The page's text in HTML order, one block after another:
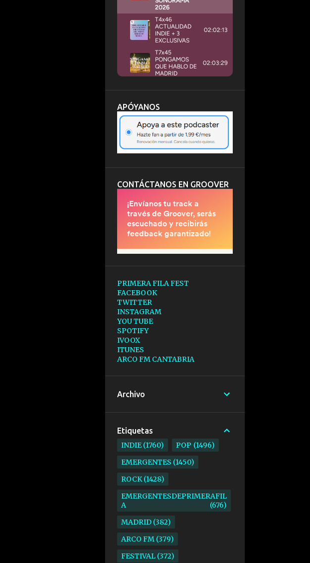
APÓYANOS
CONTÁCTANOS EN GROOVER
PRIMERA FILA FEST
FACEBOOK
TWITTER
INSTAGRAM
YOU TUBE
SPOTIFY
IVOOX
ITUNES
ARCO FM CANTABRIA
Archivo
Etiquetas
INDIE 1760 POP 1496
EMERGENTES 1450
ROCK 1428
EMERGENTESDEPRIMERAFIL
A
676
MADRID 382
ARCO FM 379
FESTIVAL 372